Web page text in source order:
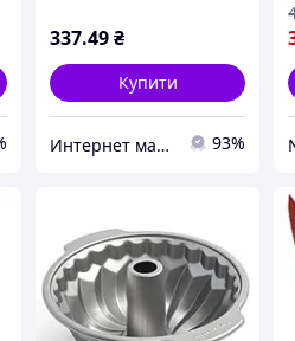
337.49₴
Купити
Интернет магазин "ХозШоп" 93%